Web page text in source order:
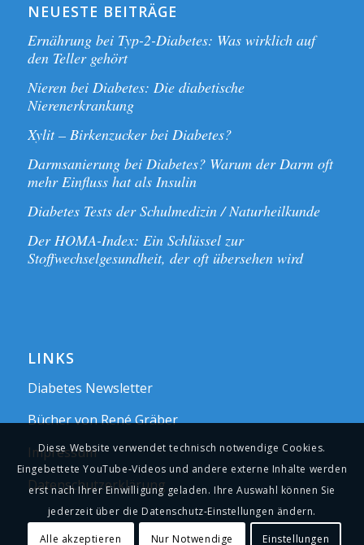
NEUESTE BEITRÄGE
Ernährung bei Typ-2-Diabetes: Was wirklich auf
den Teller gehört
Nieren bei Diabetes: Die diabetische
Nierenerkrankung
Xylit – Birkenzucker bei Diabetes?
Darmsanierung bei Diabetes? Warum der Darm oft
mehr Einfluss hat als Insulin
Diabetes Tests der Schulmedizin / Naturheilkunde
Der HOMA-Index: Ein Schlüssel zur
Stoffwechselgesundheit, der oft übersehen wird
LINKS
Diabetes Newsletter
Bücher von René Gräber
Impressum
Datenschutzerklärung
Diese Website verwendet technisch notwendige Cookies.
Eingebettete YouTube-Videos und andere externe Inhalte werden
erst nach Ihrer Einwilligung geladen. Ihre Auswahl können Sie
jederzeit über die Datenschutz-Einstellungen ändern.
Alle akzeptieren Nur Notwendige Einstellungen